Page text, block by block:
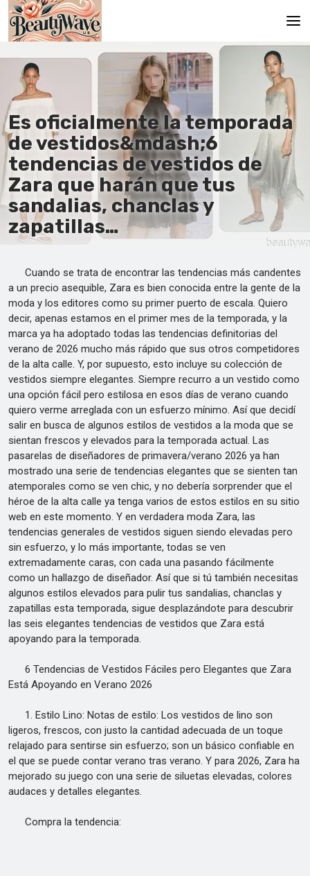
Principal
En
Es
Ru
It
De
Es oficialmente la temporada
de vestidos&mdash;6
tendencias de vestidos de
Zara que harán que tus
sandalias, chanclas y
zapatillas…
Cuando se trata de encontrar las tendencias más candentes
a un precio asequible, Zara es bien conocida entre la gente de la
moda y los editores como su primer puerto de escala. Quiero
decir, apenas estamos en el primer mes de la temporada, y la
marca ya ha adoptado todas las tendencias definitorias del
verano de 2026 mucho más rápido que sus otros competidores
de la alta calle. Y, por supuesto, esto incluye su colección de
vestidos siempre elegantes. Siempre recurro a un vestido como
una opción fácil pero estilosa en esos días de verano cuando
quiero verme arreglada con un esfuerzo mínimo. Así que decidí
salir en busca de algunos estilos de vestidos a la moda que se
sientan frescos y elevados para la temporada actual. Las
pasarelas de diseñadores de primavera/verano 2026 ya han
mostrado una serie de tendencias elegantes que se sienten tan
atemporales como se ven chic, y no debería sorprender que el
héroe de la alta calle ya tenga varios de estos estilos en su sitio
web en este momento. Y en verdadera moda Zara, las
tendencias generales de vestidos siguen siendo elevadas pero
sin esfuerzo, y lo más importante, todas se ven
extremadamente caras, con cada una pasando fácilmente
como un hallazgo de diseñador. Así que si tú también necesitas
algunos estilos elevados para pulir tus sandalias, chanclas y
zapatillas esta temporada, sigue desplazándote para descubrir
las seis elegantes tendencias de vestidos que Zara está
apoyando para la temporada.
6 Tendencias de Vestidos Fáciles pero Elegantes que Zara
Está Apoyando en Verano 2026
1. Estilo Lino: Notas de estilo: Los vestidos de lino son
ligeros, frescos, con justo la cantidad adecuada de un toque
relajado para sentirse sin esfuerzo; son un básico confiable en
el que se puede contar verano tras verano. Y para 2026, Zara ha
mejorado su juego con una serie de siluetas elevadas, colores
audaces y detalles elegantes.
Compra la tendencia: